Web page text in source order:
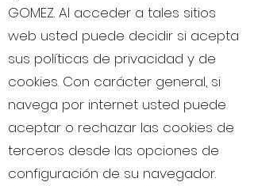
GOMEZ. Al acceder a tales sitios
web usted puede decidir si acepta
sus políticas de privacidad y de
cookies. Con carácter general, si
navega por internet usted puede
aceptar o rechazar las cookies de
terceros desde las opciones de
configuración de su navegador.